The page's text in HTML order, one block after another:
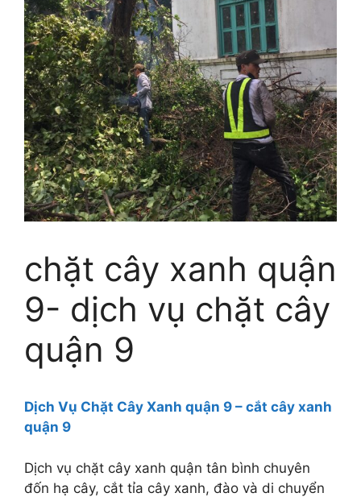
chặt cây xanh quận
9- dịch vụ chặt cây
quận 9
Dịch Vụ Chặt Cây Xanh quận 9 – cắt cây xanh
quận 9
Dịch vụ chặt cây xanh quận tân bình chuyên
đốn hạ cây, cắt tỉa cây xanh, đào và di chuyển